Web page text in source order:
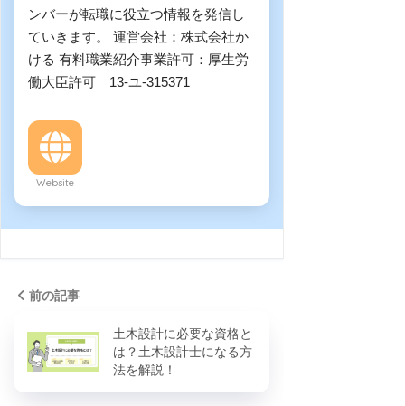
ンバーが転職に役立つ情報を発信し
ていきます。 運営会社：株式会社か
ける 有料職業紹介事業許可：厚生労
働大臣許可 13-ユ-315371
Website
前の記事
土木設計に必要な資格と
は？土木設計士になる方
法を解説！